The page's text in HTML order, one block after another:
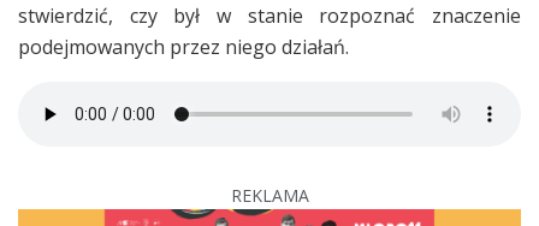
stwierdzić, czy był w stanie rozpoznać znaczenie
podejmowanych przez niego działań.
REKLAMA